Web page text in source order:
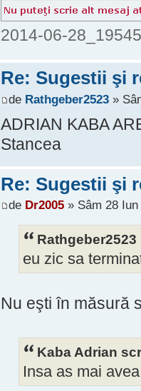
2014-06-
Re: Sugestii şi
de Rathgeber2523»
ADRIAN KABA
Stancea
Re: Sugestii şi
de Dr2005» Sâm 28 Iun
eu zic sa
Nu eşti în măsură
Kaba Adrian
Insa as mai